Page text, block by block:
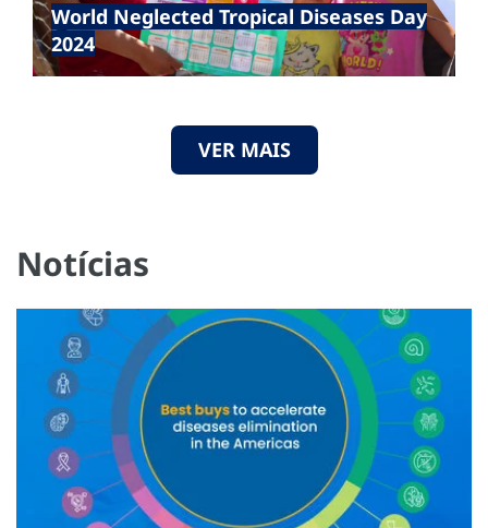
World Neglected Tropical Diseases Day
2024
VER MAIS
Notícias